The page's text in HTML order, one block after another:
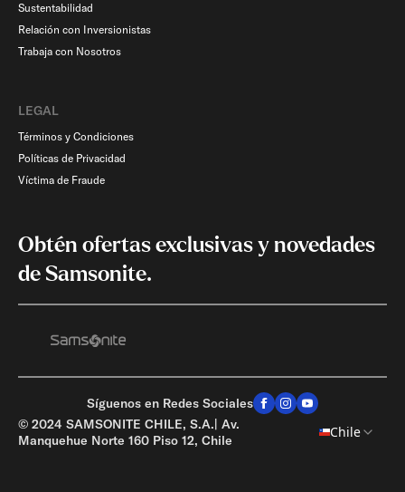
Sustentabilidad
Relación con Inversionistas
Trabaja con Nosotros
LEGAL
Términos y Condiciones
Políticas de Privacidad
Víctima de Fraude
Obtén ofertas exclusivas y novedades
de Samsonite.
Síguenos en Redes Sociales
© 2024 SAMSONITE CHILE, S.A.| Av.
Manquehue Norte 160 Piso 12, Chile
Chile